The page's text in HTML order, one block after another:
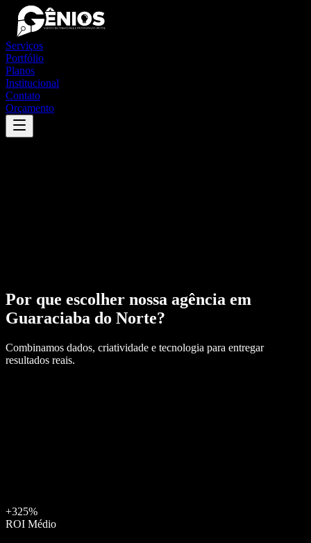
Serviços
Portfólio
Planos
Institucional
Contato
Orçamento
Por que escolher nossa agência em
Guaraciaba do Norte?
Combinamos dados, criatividade e tecnologia para entregar
resultados reais.
+325%
ROI Médio